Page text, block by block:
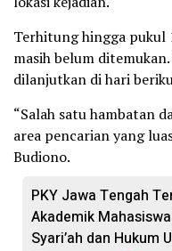
Terhitung hingga pukul
masih belum
dilanjutkan di hari
“Salah satu hambatan
area pencarian yang
Budiono.
PKY Jawa Tengah
Akademik
Syari’ah dan Hukum